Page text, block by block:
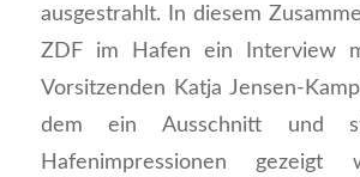
ausgestrahlt. In diesem
ZDF im Hafen ein Interview
Vorsitzenden Katja Jensen-
dem ein Ausschnitt und
Hafenimpressionen gezeigt